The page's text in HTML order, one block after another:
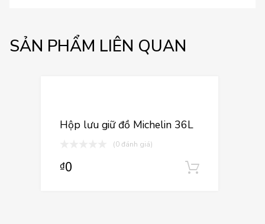
SẢN PHẨM LIÊN QUAN
Hộp lưu giữ đồ Michelin 36L
(0 đánh giá)
₫0